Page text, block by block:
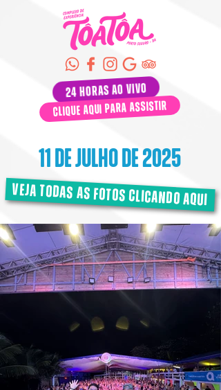
24 horas ao vivo
clique aqui para assistir
11 de julho de 2025
veja todas as fotos clicando aqui